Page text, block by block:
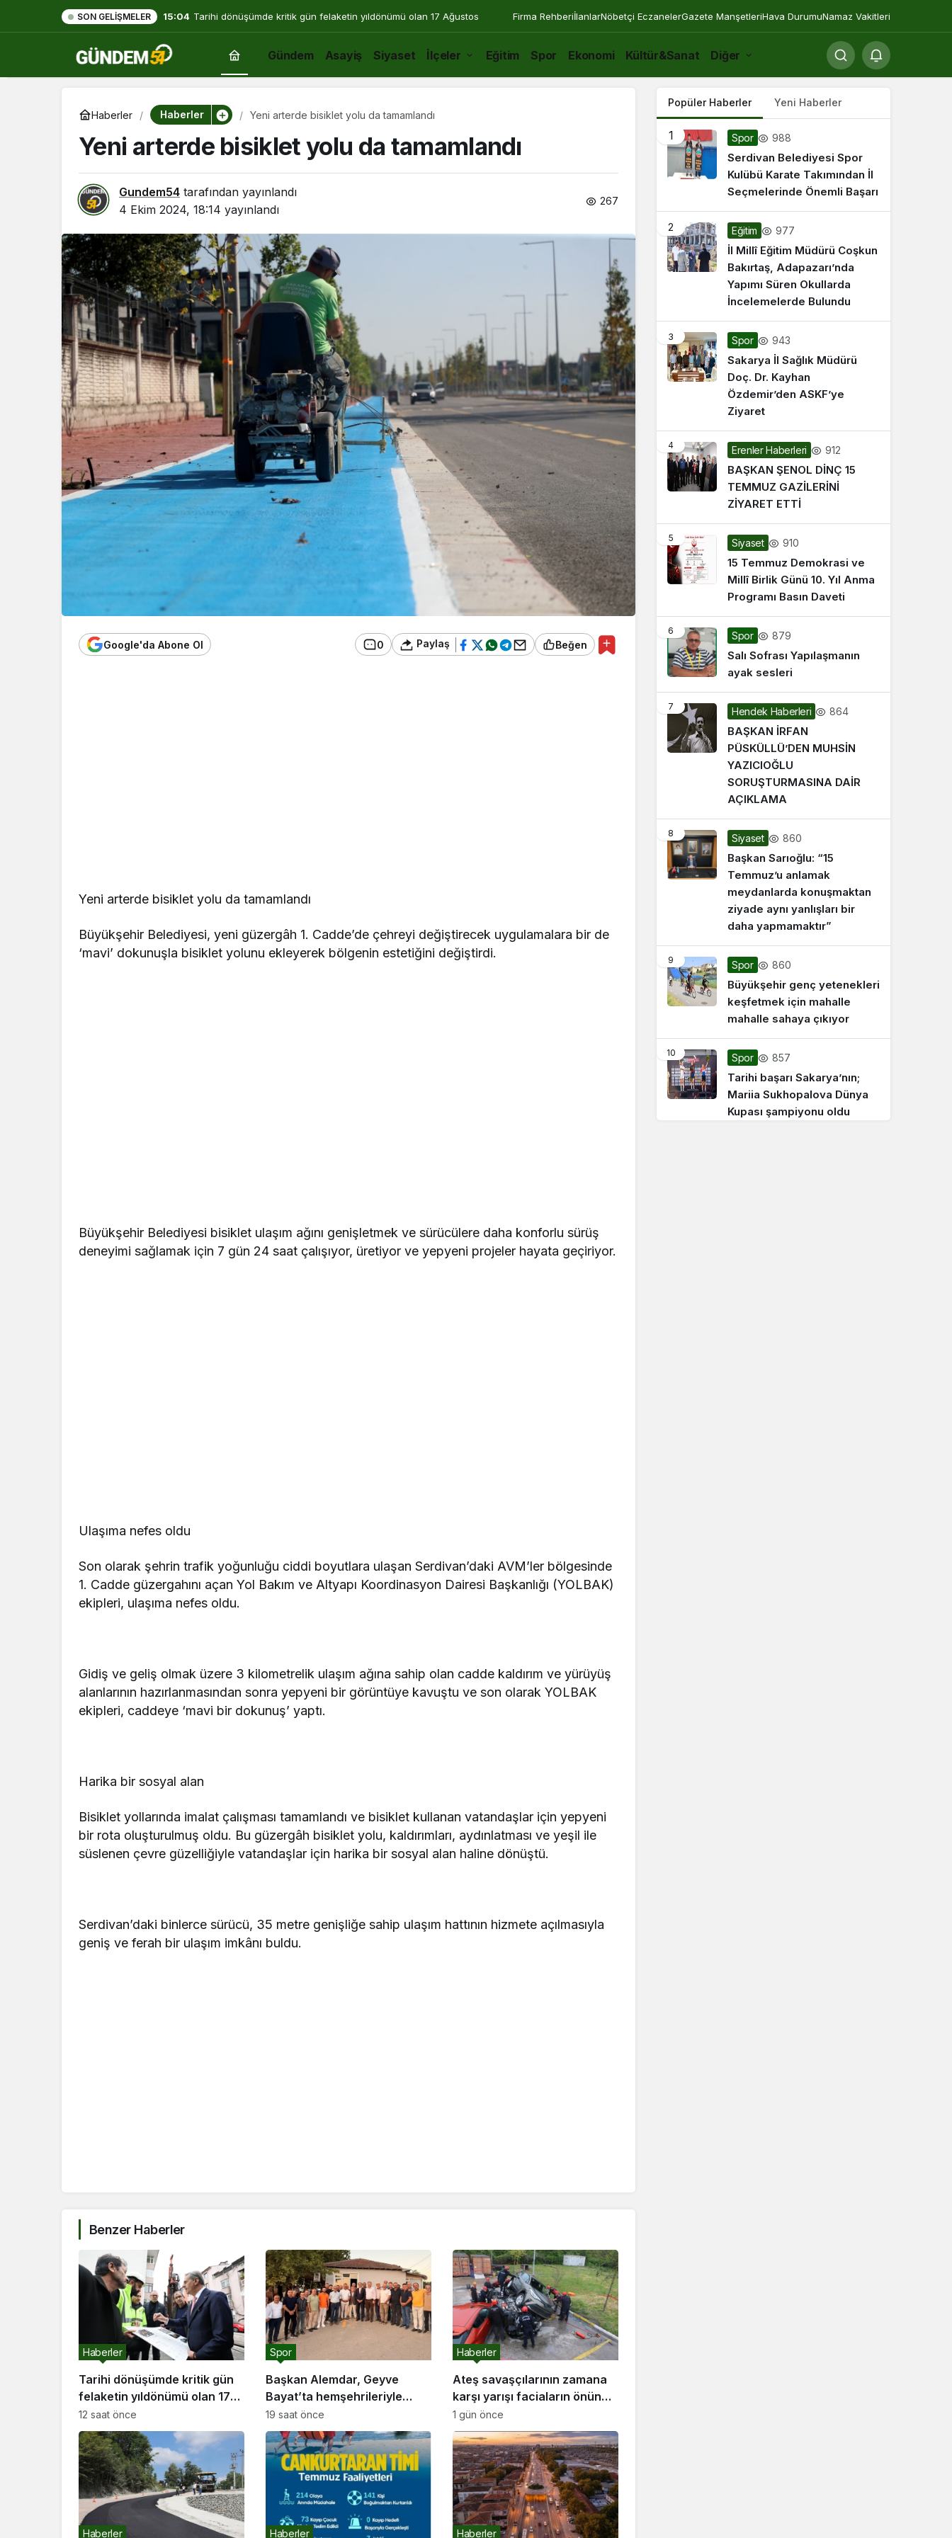
SON GELIŞMELER 15:04 Tarihi dönüşümde kritik gün felaketin yıldönümü olan 17 Ağustos Firma RehberiİlanlarNöbetçi EczanelerGazete ManşetleriHava DurumuNamaz Vakitleri
Gündem Asayiş Siyaset İlçeler Eğitim Spor Ekonomi Kültür&Sanat Diğer
Haberler Haberler Yeni arterde bisiklet yolu da tamamlandı
Yeni arterde bisiklet yolu da tamamlandı
Gundem54 tarafından yayınlandı
4 Ekim 2024, 18:14 yayınlandı
267
Google'da Abone Ol 0 Paylaş Beğen
Yeni arterde bisiklet yolu da tamamlandı
Büyükşehir Belediyesi, yeni güzergâh 1. Cadde’de çehreyi değiştirecek uygulamalara bir de
‘mavi’ dokunuşla bisiklet yolunu ekleyerek bölgenin estetiğini değiştirdi.
Büyükşehir Belediyesi bisiklet ulaşım ağını genişletmek ve sürücülere daha konforlu sürüş
deneyimi sağlamak için 7 gün 24 saat çalışıyor, üretiyor ve yepyeni projeler hayata geçiriyor.
Ulaşıma nefes oldu
Son olarak şehrin trafik yoğunluğu ciddi boyutlara ulaşan Serdivan’daki AVM’ler bölgesinde
1. Cadde güzergahını açan Yol Bakım ve Altyapı Koordinasyon Dairesi Başkanlığı (YOLBAK)
ekipleri, ulaşıma nefes oldu.
Gidiş ve geliş olmak üzere 3 kilometrelik ulaşım ağına sahip olan cadde kaldırım ve yürüyüş
alanlarının hazırlanmasından sonra yepyeni bir görüntüye kavuştu ve son olarak YOLBAK
ekipleri, caddeye ‘mavi bir dokunuş’ yaptı.
Harika bir sosyal alan
Bisiklet yollarında imalat çalışması tamamlandı ve bisiklet kullanan vatandaşlar için yepyeni
bir rota oluşturulmuş oldu. Bu güzergâh bisiklet yolu, kaldırımları, aydınlatması ve yeşil ile
süslenen çevre güzelliğiyle vatandaşlar için harika bir sosyal alan haline dönüştü.
Serdivan’daki binlerce sürücü, 35 metre genişliğe sahip ulaşım hattının hizmete açılmasıyla
geniş ve ferah bir ulaşım imkânı buldu.
Benzer Haberler
Tarihi dönüşümde kritik gün
felaketin yıldönümü olan 17
Ağustos
Haberler
12 saat önce
Başkan Alemdar, Geyve
Bayat’ta hemşehrileriyle
buluştu: “Gençlik ve spor
yatırımlarını hayata
geçirmeye devam edeceğiz”
Spor
19 saat önce
Ateş savaşçılarının zamana
karşı yarışı faciaların önüne
geçti
Haberler
1 gün önce
Haberler Haberler Haberler
Popüler Haberler Yeni Haberler
1 Spor 988
Serdivan Belediyesi Spor
Kulübü Karate Takımından İl
Seçmelerinde Önemli Başarı
2 Eğitim 977
İl Millî Eğitim Müdürü Coşkun
Bakırtaş, Adapazarı’nda
Yapımı Süren Okullarda
İncelemelerde Bulundu
3 Spor 943
Sakarya İl Sağlık Müdürü
Doç. Dr. Kayhan
Özdemir’den ASKF’ye
Ziyaret
4 Erenler Haberleri 912
BAŞKAN ŞENOL DİNÇ 15
TEMMUZ GAZİLERİNİ
ZİYARET ETTİ
5 Siyaset 910
15 Temmuz Demokrasi ve
Millî Birlik Günü 10. Yıl Anma
Programı Basın Daveti
6 Spor 879
Salı Sofrası Yapılaşmanın
ayak sesleri
7 Hendek Haberleri 864
BAŞKAN İRFAN
PÜSKÜLLÜ’DEN MUHSİN
YAZICIOĞLU
SORUŞTURMASINA DAİR
AÇIKLAMA
8 Siyaset 860
Başkan Sarıoğlu: “15
Temmuz’u anlamak
meydanlarda konuşmaktan
ziyade aynı yanlışları bir
daha yapmamaktır”
9 Spor 860
Büyükşehir genç yetenekleri
keşfetmek için mahalle
mahalle sahaya çıkıyor
10 Spor 857
Tarihi başarı Sakarya’nın;
Mariia Sukhopalova Dünya
Kupası şampiyonu oldu